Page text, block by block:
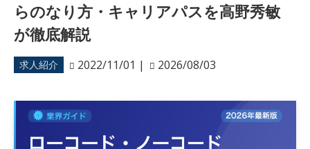
らのなり方・キャリアパスを高野秀敏
が徹底解説
求人紹介 2022/11/01 | 2026/08/03